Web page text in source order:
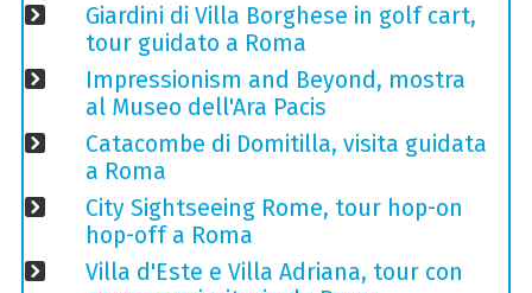
Giardini di Villa Borghese in golf cart,
tour guidato a Roma
Impressionism and Beyond, mostra
al Museo dell'Ara Pacis
Catacombe di Domitilla, visita guidata
a Roma
City Sightseeing Rome, tour hop-on
hop-off a Roma
Villa d'Este e Villa Adriana, tour con